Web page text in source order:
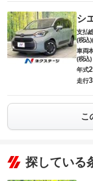
シ
支払
(税込
車両
(税込)
年式
走行
こ
探している